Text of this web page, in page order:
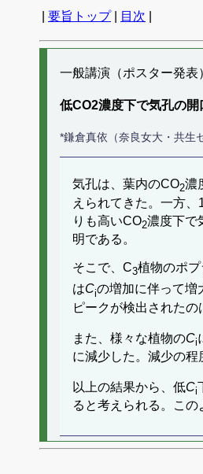
要旨トップ| 目次
一般講演（ポスター発表
低CO2濃度下で気孔の開
*鎌倉真依（奈良女大・共生
気孔は、葉内のCO2濃
えられてきた。一方
りも高いCO2濃度下で
明である。
そこで、C3植物のポプ
はCiの増加に伴って増
ピークが検出された
また、様々な植物のCi
に減少した。減少の
以上の結果から、低Ci
ると考えられる。この